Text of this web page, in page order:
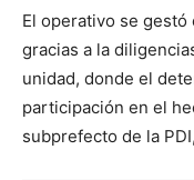
El operativo se gestó
gracias a la
unidad, donde el
participación en el
subprefecto de la